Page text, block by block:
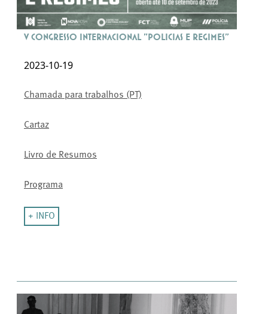
V Congresso Internacional "Policias e Regimes"
2023-10-19
Chamada para trabalhos (PT)
Cartaz
Livro de Resumos
Programa
+ INFO